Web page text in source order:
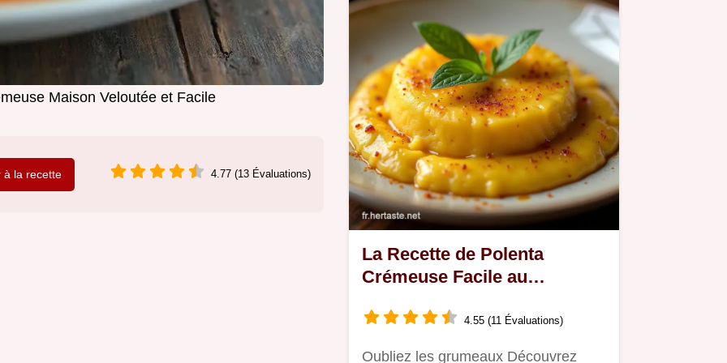
Maison Veloutée et Facile
à la recette 4.77 (13 Évaluations)
La Recette de Polenta
Crémeuse Facile au
Réconfortant4.55 (11 Évaluations)
Oubliez les grumeaux Découvrez